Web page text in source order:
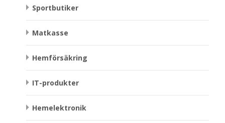
Sportbutiker
Matkasse
Hemförsäkring
IT-produkter
Hemelektronik